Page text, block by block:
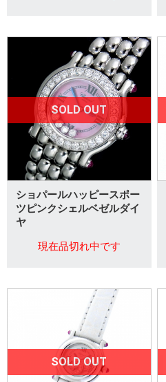
SOLD OUT
ショパールハッピースポー
ツピンクシェルベゼルダイ
ヤ
現在品切れ中です
SOLD OUT